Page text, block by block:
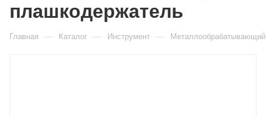
плашкодержатель
Главная — Каталог — Инструмент — Металлообрабатывающий